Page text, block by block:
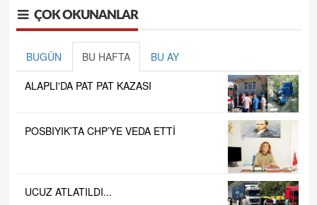
ÇOK OKUNANLAR
BUGÜN BU HAFTA BU AY
ALAPLI'DA PAT PAT KAZASI
POSBIYIK’TA CHP’YE VEDA ETTİ
UCUZ ATLATILDI...